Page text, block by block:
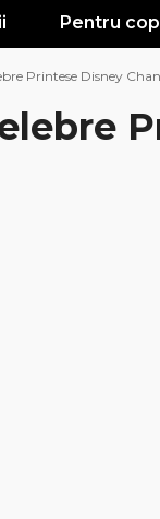
Pentru
Printese Disney